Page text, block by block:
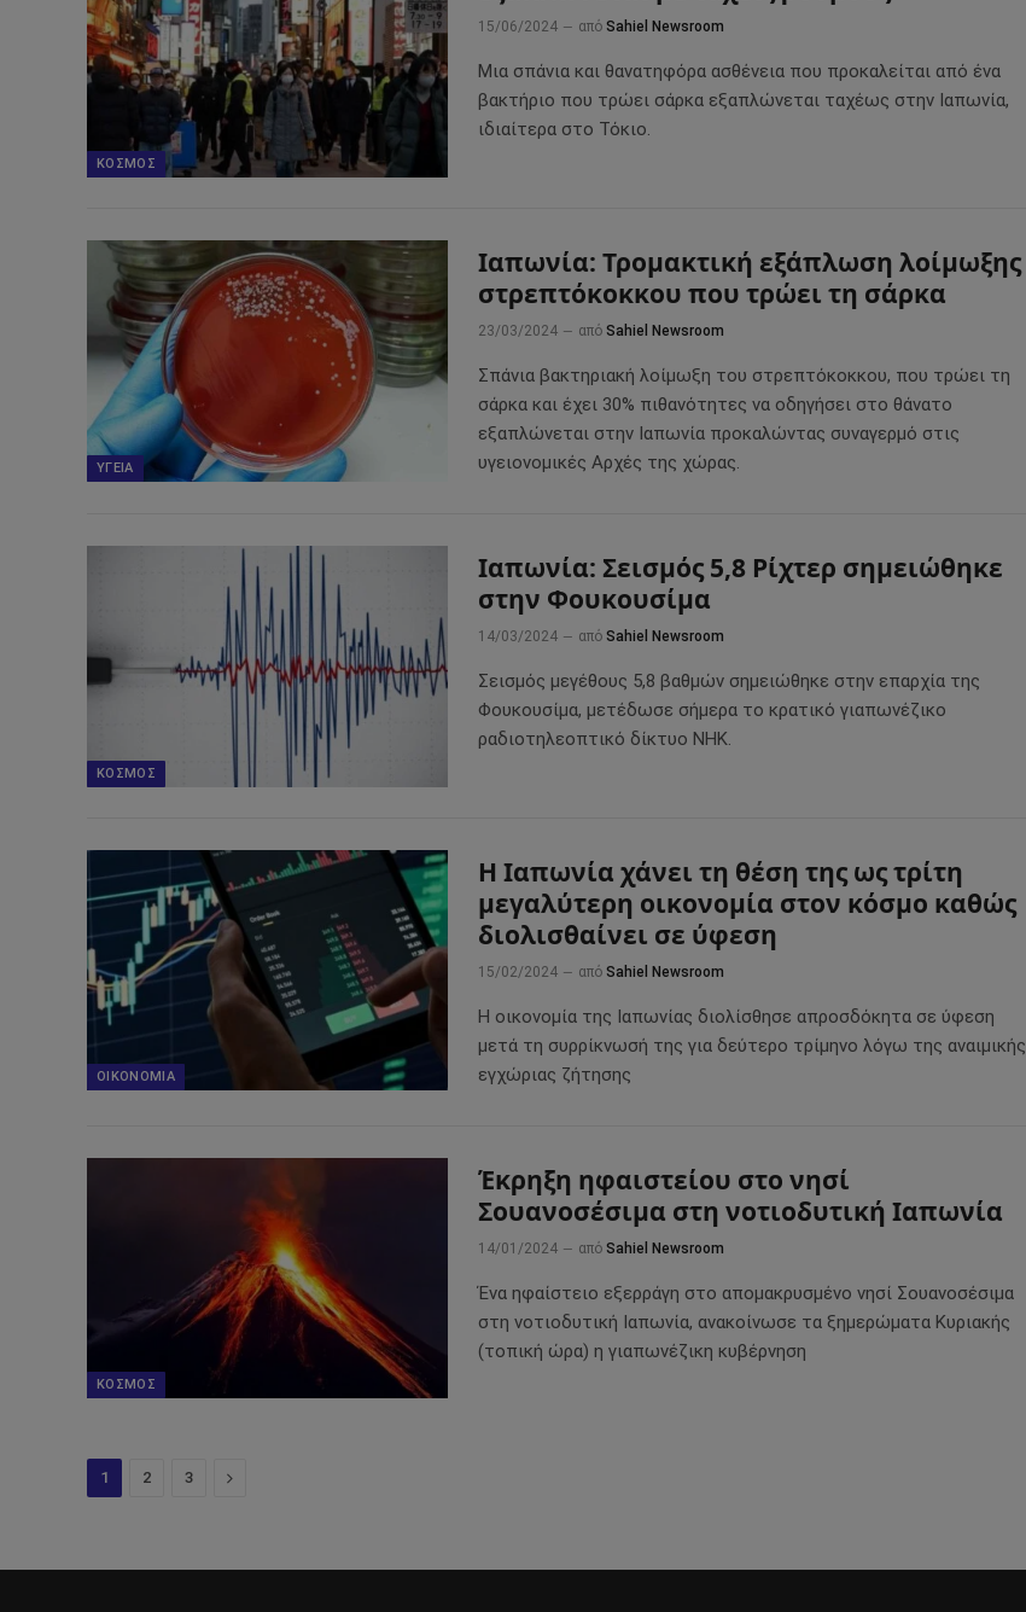
ΚΌΣΜΟΣ
15/06/2024 από Sahiel Newsroom
Μια σπάνια και θανατηφόρα ασθένεια που προκαλείται από ένα
βακτήριο που τρώει σάρκα εξαπλώνεται ταχέως στην Ιαπωνία,
ιδιαίτερα στο Τόκιο.
ΥΓΕΊΑ
Ιαπωνία: Τρομακτική εξάπλωση λοίμωξης
στρεπτόκοκκου που τρώει τη σάρκα
23/03/2024 από Sahiel Newsroom
Σπάνια βακτηριακή λοίμωξη του στρεπτόκοκκου, που τρώει τη
σάρκα και έχει 30% πιθανότητες να οδηγήσει στο θάνατο
εξαπλώνεται στην Ιαπωνία προκαλώντας συναγερμό στις
υγειονομικές Αρχές της χώρας.
ΚΌΣΜΟΣ
Ιαπωνία: Σεισμός 5,8 Ρίχτερ σημειώθηκε
στην Φουκουσίμα
14/03/2024 από Sahiel Newsroom
Σεισμός μεγέθους 5,8 βαθμών σημειώθηκε στην επαρχία της
Φουκουσίμα, μετέδωσε σήμερα το κρατικό γιαπωνέζικο
ραδιοτηλεοπτικό δίκτυο NHK.
ΟΙΚΟΝΟΜΊΑ
Η Ιαπωνία χάνει τη θέση της ως τρίτη
μεγαλύτερη οικονομία στον κόσμο καθώς
διολισθαίνει σε ύφεση
15/02/2024 από Sahiel Newsroom
Η οικονομία της Ιαπωνίας διολίσθησε απροσδόκητα σε ύφεση
μετά τη συρρίκνωσή της για δεύτερο τρίμηνο λόγω της αναιμικής
εγχώριας ζήτησης
ΚΌΣΜΟΣ
Έκρηξη ηφαιστείου στο νησί
Σουανοσέσιμα στη νοτιοδυτική Ιαπωνία
14/01/2024 από Sahiel Newsroom
Ένα ηφαίστειο εξερράγη στο απομακρυσμένο νησί Σουανοσέσιμα
στη νοτιοδυτική Ιαπωνία, ανακοίνωσε τα ξημερώματα Κυριακής
(τοπική ώρα) η γιαπωνέζικη κυβέρνηση
1 2 3 Επόμενο